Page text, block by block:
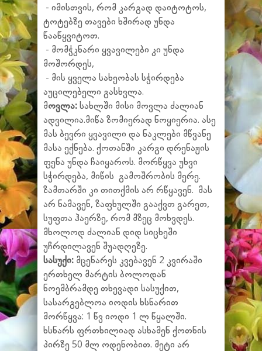
- იმისთვის, რომ კარგად დაიტოტოს,
ტოტებზე თავები ხშირად უნდა
წააწყვიტოთ.
- მომჭკნარი ყვავილები კი უნდა
მოშორდეს,
- მის ყველა სახეობას სჭირდება
აუცილებელი გასხვლა.
მოვლა:სახლში მისი მოვლა ძალიან
ადვილია.მიწა ზომიერად ნოყიერია. ასე
მას ბევრი ყვავილი და ნაკლები მწვანე
მასა ექნება. ქოთანში კარგი დრენაჟის
ფენა უნდა ჩაიყაროს. მორწყვა უხვი
სჭირდება, მიწის გამოშრობის მერე.
ზამთარში კი თითქმის არ რწყავენ. მას
არ ნამავენ, ზაფხულში გააქვთ გარეთ,
სუფთა ჰაერზე, რომ მზეც მოხვდეს.
მხოლოდ ძალიან დიდ სიცხეში
უჩრდილავენ შუადღეზე.
სასუქი: მცენარეს კვებავენ 2 კვირაში
ერთხელ მარტის ბოლოდან
ნოემბრამდე თხევადი სასუქით,
სასარგებლოა იოდის ხსნარით
მორწყვა: 1 წვ იოდი 1 ლ წყალში.
ხსნარს ფრთხილიად ასხამენ ქოთნის
პირზე 50 მლ ოდენობით. მეტი არ